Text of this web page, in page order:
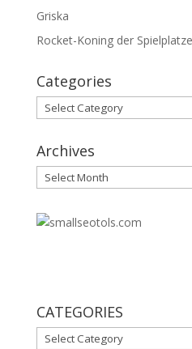
Griska
Rocket-Koning der Spielplatze
Categories
Categories
Archives
Archives
CATEGORIES
CATEGORIES